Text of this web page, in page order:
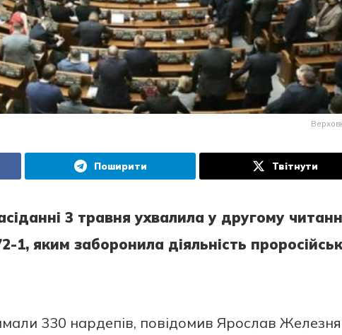
Поширити Твітнути
3 травня ухвалила у другому
яким заборонила діяльність
330 нардепів, повідомив Ярослав